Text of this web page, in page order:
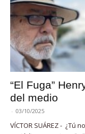
“El Fuga”
del medio
- 03/10/2025
VÍCTOR SUÁREZ -